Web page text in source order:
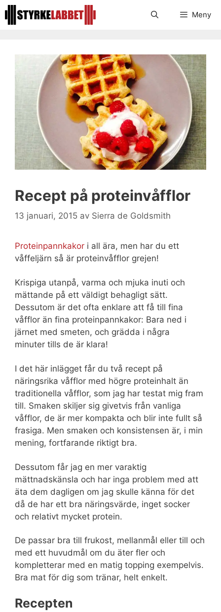
Hoppa
till
Meny
Recept på proteinvåfflor
13 januari, 2015 av Sierra de Goldsmith
Proteinpannkakor i all ära, men har du ett
våffeljärn så är proteinvåfflor grejen!
Krispiga utanpå, varma och mjuka inuti och
mättande på ett väldigt behagligt sätt.
Dessutom är det ofta enklare att få till fina
våfflor än fina proteinpannkakor: Bara ned i
järnet med smeten, och grädda i några
minuter tills de är klara!
I det här inlägget får du två recept på
näringsrika våfflor med högre proteinhalt än
traditionella våfflor, som jag har testat mig fram
till. Smaken skiljer sig givetvis från vanliga
våfflor, de är mer kompakta och blir inte fullt så
frasiga. Men smaken och konsistensen är, i min
mening, fortfarande riktigt bra.
Dessutom får jag en mer varaktig
mättnadskänsla och har inga problem med att
äta dem dagligen om jag skulle känna för det
då de har ett bra näringsvärde, inget socker
och relativt mycket protein.
De passar bra till frukost, mellanmål eller till och
med ett huvudmål om du äter fler och
kompletterar med en matig topping exempelvis.
Bra mat för dig som tränar, helt enkelt.
Recepten